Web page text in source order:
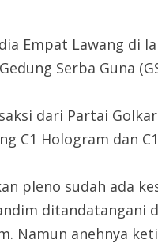
Empat Lawang di
Serba Guna
dari Partai
C1 Hologram dan
pleno sudah ada
Namun anehnya